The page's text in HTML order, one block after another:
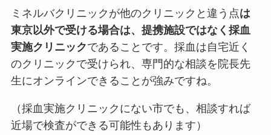
ミネルバクリニックが他のクリニックと違う点は
東京以外で受ける場合は、提携施設ではなく採血
実施クリニックであることです。 採血は自宅近く
のクリニックで受けられ、専門的な相談を院長先
生にオンラインできる ことが強みですね。
（採血実施クリニックにない市でも、相談すれば
近場で検査ができる可能性もあります）